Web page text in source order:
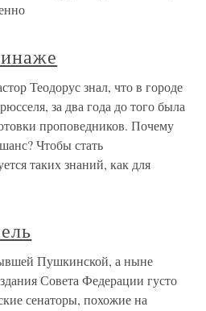
Теодорус знал, что в городе
за два года до того была
проповедников. Почему
Чтобы стать
таких знаний, как для
Пушкинской, а ныне
Совета Федерации густо
сенаторы, похожие на